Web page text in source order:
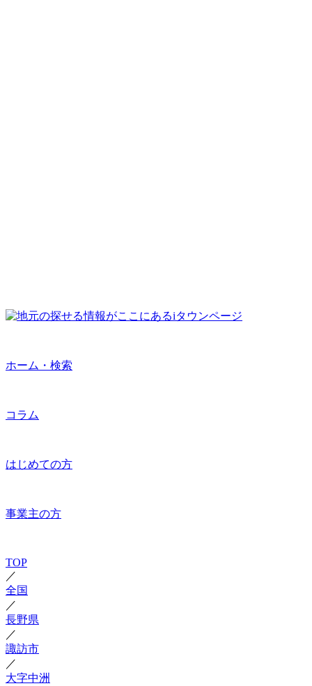
ホーム・検索
コラム
はじめての方
事業主の方
TOP
／
全国
／
長野県
／
諏訪市
／
大字中洲